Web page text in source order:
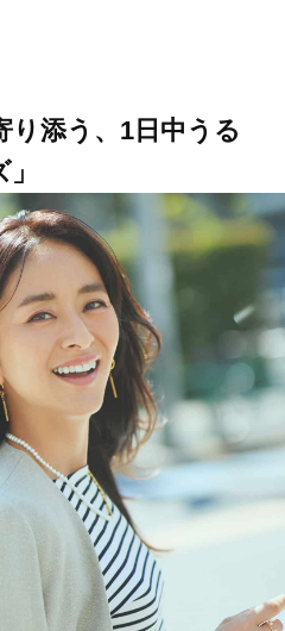
ンダーレ
人気の40代髪型・ヘア
り添う、1日中うる